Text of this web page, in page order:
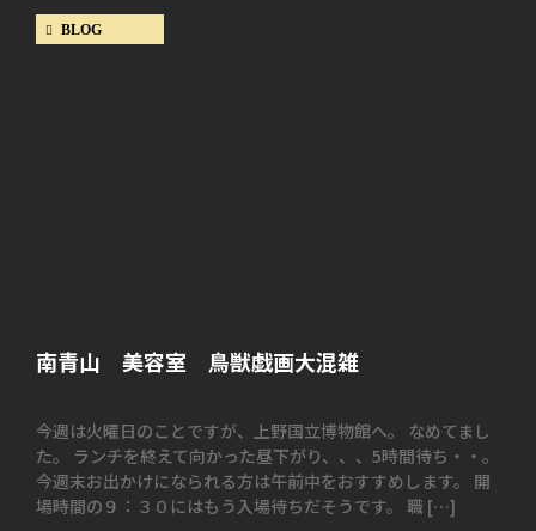
BLOG
南青山 美容室 鳥獣戯画大混雑
今週は火曜日のことですが、上野国立博物館へ。 なめてまし
た。 ランチを終えて向かった昼下がり、、、5時間待ち・・。
今週末お出かけになられる方は午前中をおすすめします。 開
場時間の９：３０にはもう入場待ちだそうです。 職 […]